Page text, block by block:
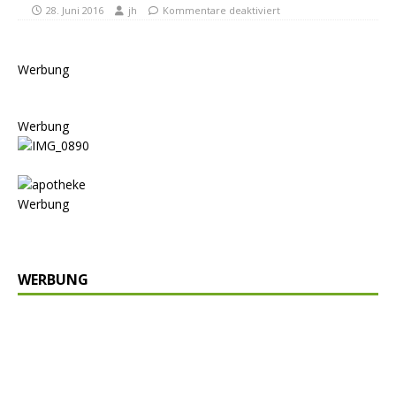
28. Juni 2016 jh Kommentare deaktiviert
Werbung
Werbung
Werbung
WERBUNG